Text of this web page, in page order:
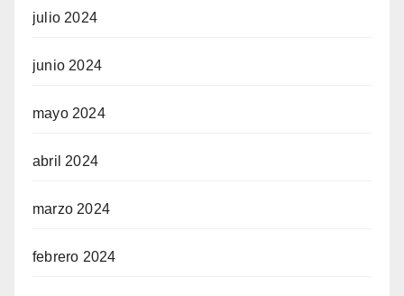
julio 2024
junio 2024
mayo 2024
abril 2024
marzo 2024
febrero 2024